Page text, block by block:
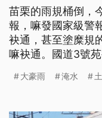
苗栗的雨規桶倒，
報，嘛發國家級警
袂通，甚至塗糜規
嘛袂通。國道3號
大豪雨 淹水